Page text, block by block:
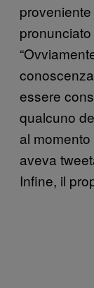
pronunciato
essere
qualcuno
al
aveva
Infine, il